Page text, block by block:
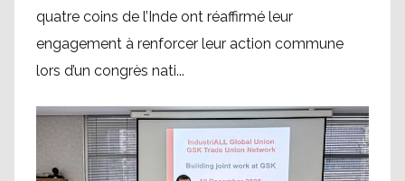
quatre coins de l’Inde ont réaffirmé leur
engagement à renforcer leur action commune
lors d’un congrès nati...